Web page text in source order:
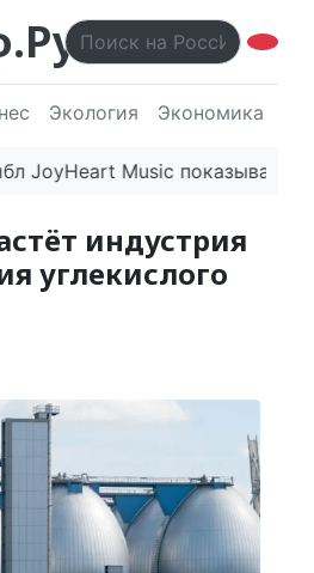
Экология Экономика
Music показывает
индустрия
углекислого